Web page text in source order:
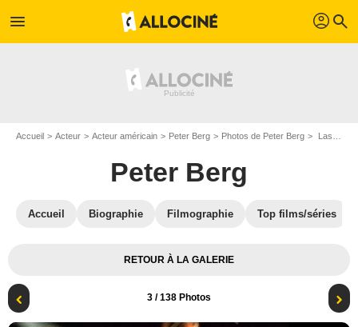
menu profil search
Accueil Acteur Acteur américain Peter Berg Photos de Peter Berg Last Seduction : Photo Linda Fiorentino, Peter Berg
Peter Berg
Accueil Biographie Filmographie Top films/séries
RETOUR À LA GALERIE
3 / 138 Photos